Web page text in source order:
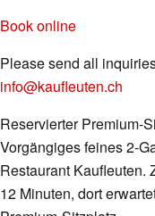
Book online
Please send all
info@kaufleuten.ch
Reservierter Premium-
Vorgängiges feines 2-
Restaurant Kaufleuten.
12 Minuten, dort